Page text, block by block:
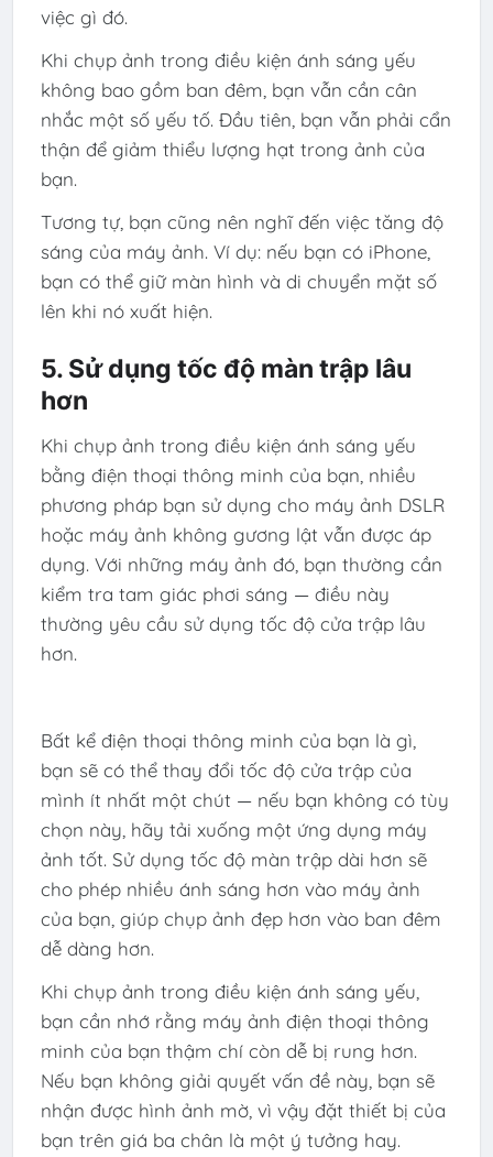
việc gì đó.
Khi chụp ảnh trong điều kiện ánh sáng yếu
không bao gồm ban đêm, bạn vẫn cần cân
nhắc một số yếu tố. Đầu tiên, bạn vẫn phải cẩn
thận để giảm thiểu lượng hạt trong ảnh của
bạn.
Tương tự, bạn cũng nên nghĩ đến việc tăng độ
sáng của máy ảnh. Ví dụ: nếu bạn có iPhone,
bạn có thể giữ màn hình và di chuyển mặt số
lên khi nó xuất hiện.
5. Sử dụng tốc độ màn trập lâu
hơn
Khi chụp ảnh trong điều kiện ánh sáng yếu
bằng điện thoại thông minh của bạn, nhiều
phương pháp bạn sử dụng cho máy ảnh DSLR
hoặc máy ảnh không gương lật vẫn được áp
dụng. Với những máy ảnh đó, bạn thường cần
kiểm tra tam giác phơi sáng — điều này
thường yêu cầu sử dụng tốc độ cửa trập lâu
hơn.
Bất kể điện thoại thông minh của bạn là gì,
bạn sẽ có thể thay đổi tốc độ cửa trập của
mình ít nhất một chút — nếu bạn không có tùy
chọn này, hãy tải xuống một ứng dụng máy
ảnh tốt. Sử dụng tốc độ màn trập dài hơn sẽ
cho phép nhiều ánh sáng hơn vào máy ảnh
của bạn, giúp chụp ảnh đẹp hơn vào ban đêm
dễ dàng hơn.
Khi chụp ảnh trong điều kiện ánh sáng yếu,
bạn cần nhớ rằng máy ảnh điện thoại thông
minh của bạn thậm chí còn dễ bị rung hơn.
Nếu bạn không giải quyết vấn đề này, bạn sẽ
nhận được hình ảnh mờ, vì vậy đặt thiết bị của
bạn trên giá ba chân là một ý tưởng hay.